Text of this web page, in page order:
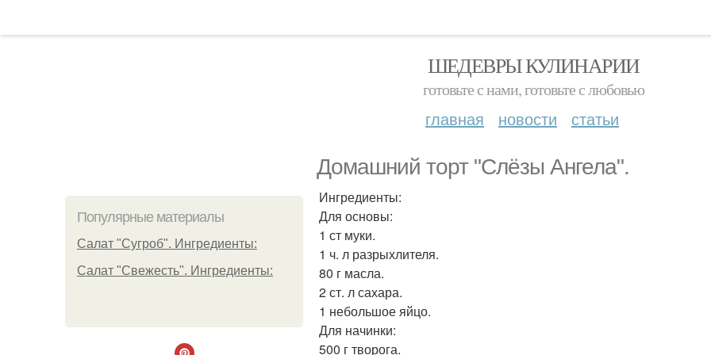
ШЕДЕВРЫ КУЛИНАРИИ
готовьте с нами, готовьте с любовью
главная новости статьи
Домашний торт "Слёзы Ангела".
Популярные материалы
Салат "Сугроб". Ингредиенты:
Салат "Свежесть". Ингредиенты:
Ингредиенты:
Для основы:
1 ст муки.
1 ч. л разрыхлителя.
80 г масла.
2 ст. л сахара.
1 небольшое яйцо.
Для начинки:
500 г творога.